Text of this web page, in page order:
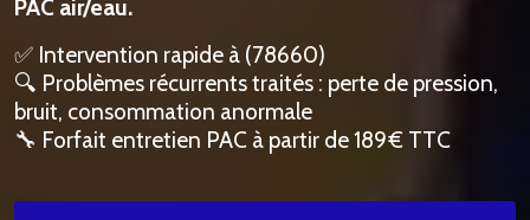
PAC air/eau.
✅ Intervention rapide à (78660)
🔍 Problèmes récurrents traités : perte de pression,
bruit, consommation anormale
🔧 Forfait entretien PAC à partir de 189 € TTC